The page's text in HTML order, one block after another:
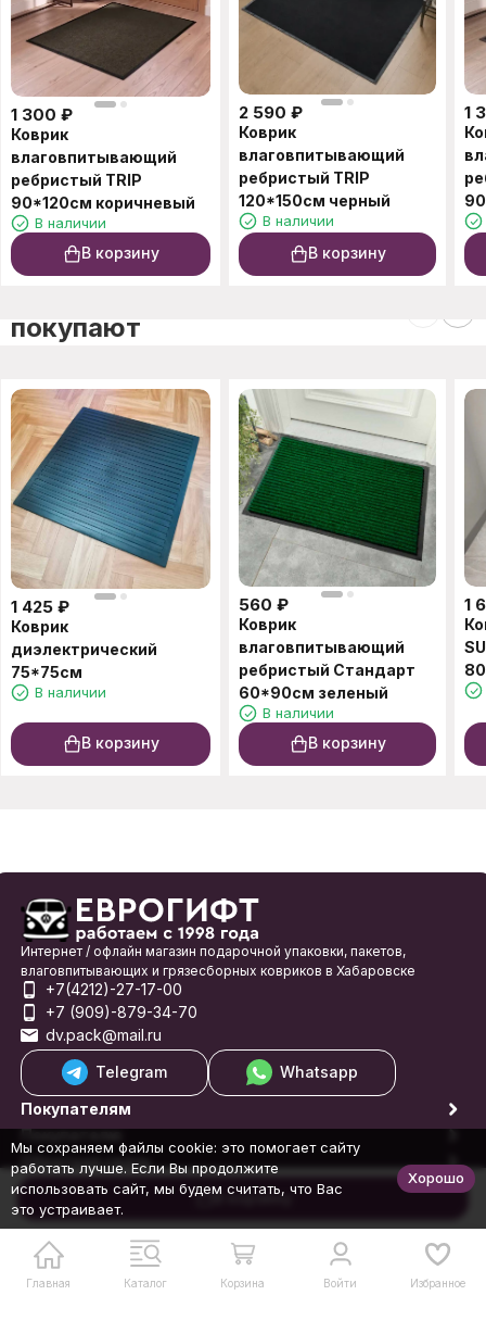
В корзину
1 300 ₽
Коврик
влаговпитывающий
ребристый TRIP
90*120см коричневый
В наличии
В корзину
2 590 ₽
Коврик
влаговпитывающий
ребристый TRIP
120*150см черный
В наличии
В корзину
1
покупают
1 425 ₽
Коврик
диэлектрический
75*75см
В наличии
В корзину
560 ₽
Коврик
влаговпитывающий
ребристый Стандарт
60*90см зеленый
В наличии
В корзину
1
Главная Каталог Корзина Войти Избранное
Интернет / офлайн магазин подарочной упаковки, пакетов,
влаговпитывающих и грязесборных ковриков в Хабаровске
+7(4212)-27-17-00
+7 (909)-879-34-70
dv.pack@mail.ru
Telegram
Whatsapp
Покупателям
Покупателю
Обратная связь
© 1998-2026 Еврогифт
Мы сохраняем файлы cookie: это помогает сайту
работать лучше. Если Вы продолжите
использовать сайт, мы будем считать, что Вас
это устраивает.
Хорошо